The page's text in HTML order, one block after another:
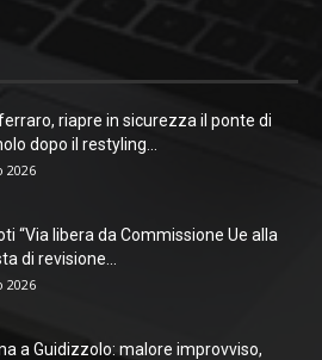
riapre in sicurezza il ponte di
dopo il restyling...
2026
“Via libera da Commissione Ue alla
di revisione...
2026
a Guidizzolo: malore improvviso,